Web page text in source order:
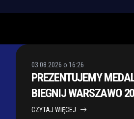
03.08.2026 o 16:26
PREZENTUJEMY
BIEGNIJ WARSZAWO
CZYTAJ WIĘCEJ